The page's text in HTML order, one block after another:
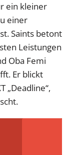
ein kleiner
einer
Saints betont
Leistungen
Oba Femi
Er blickt
„Deadline“,